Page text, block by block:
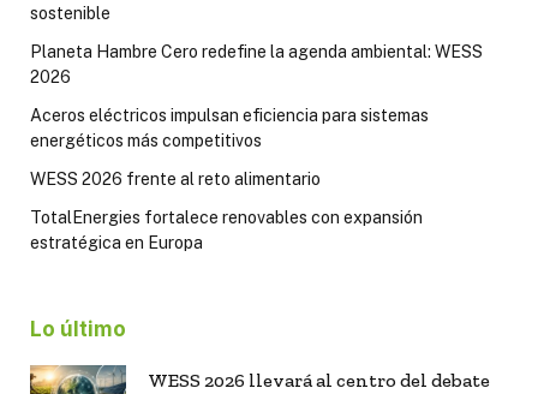
sostenible
Planeta Hambre Cero redefine la agenda ambiental: WESS
2026
Aceros eléctricos impulsan eficiencia para sistemas
energéticos más competitivos
WESS 2026 frente al reto alimentario
TotalEnergies fortalece renovables con expansión
estratégica en Europa
Lo último
WESS 2026 llevará al centro del debate